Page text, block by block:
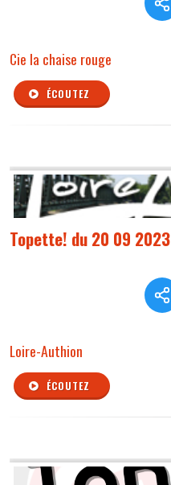
Cie la chaise rouge
ÉCOUTEZ
Topette! du 20 09 2023
Loire-Authion
ÉCOUTEZ